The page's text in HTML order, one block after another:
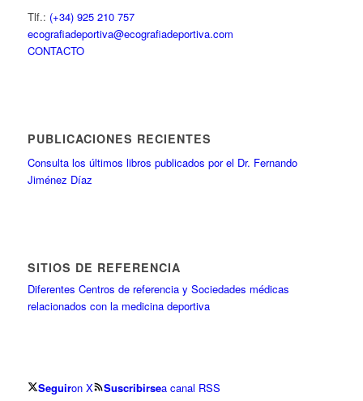
Tlf.: (+34) 925 210 757
ecografiadeportiva@ecografiadeportiva.com
CONTACTO
PUBLICACIONES RECIENTES
Consulta los últimos libros publicados por el Dr. Fernando
Jiménez Díaz
SITIOS DE REFERENCIA
Diferentes Centros de referencia y Sociedades médicas
relacionados con la medicina deportiva
Seguiron X Suscribirsea canal RSS